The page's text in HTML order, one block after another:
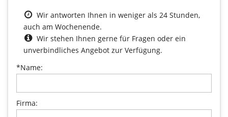
Wir antworten Ihnen in weniger als 24 Stunden,
auch am Wochenende.
Wir stehen Ihnen gerne für Fragen oder ein
unverbindliches Angebot zur Verfügung.
*Name:
Firma: